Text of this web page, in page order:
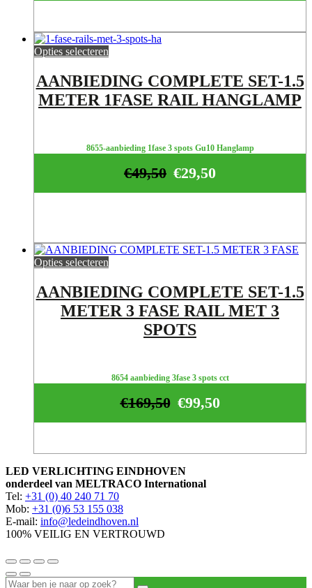
Opties selecteren
AANBIEDING COMPLETE SET-1.5
METER 1FASE RAIL HANGLAMP
8655-aanbieding 1fase 3 spots Gu10 Hanglamp
€29,50
€49,50
Opties selecteren
AANBIEDING COMPLETE SET-1.5
METER 3 FASE RAIL MET 3
SPOTS
8654 aanbieding 3fase 3 spots cct
€99,50
€169,50
LED VERLICHTING EINDHOVEN
onderdeel van MELTRACO International
Tel: +31 (0) 40 240 71 70
Mob: +31 (0)6 53 155 038
E-mail: info@ledeindhoven.nl
100% VEILIG EN VERTROUWD